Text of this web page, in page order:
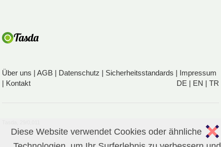
Über uns |AGB | Datenschutz | Sicherheitsstandards | Impressum
| Kontakt DE | EN | TR
Diese Website verwendet Cookies oder ähnliche